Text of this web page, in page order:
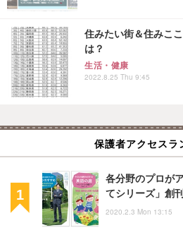
住みたい街＆住みこ
は？
生活・健康
2022.8.25 Thu 9:45
保護者アクセスラ
各分野のプロが
てシリーズ」創刊
2020.2.3 Mon 13:15